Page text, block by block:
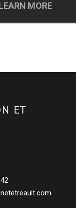
MORE
ET